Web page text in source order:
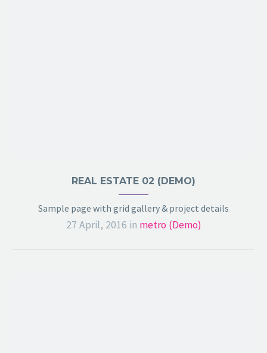
REAL ESTATE 02 (DEMO)
Sample page with grid gallery & project details
27 April, 2016 in metro (Demo)